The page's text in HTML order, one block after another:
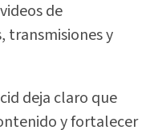
de
y
deja claro que
y fortalecer